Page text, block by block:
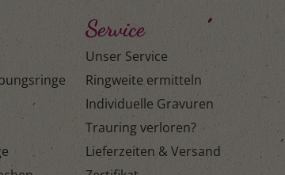
Service
Unser Service
Ringweite ermitteln
Individuelle Gravuren
Trauring verloren?
Lieferzeiten & Versand